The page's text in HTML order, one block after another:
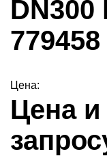
DN300
779458
Цена:
Цена